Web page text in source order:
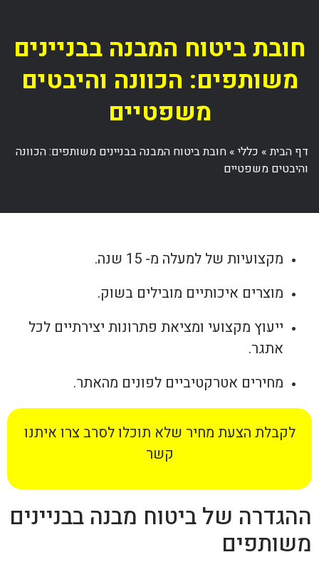
חובת ביטוח המבנה בבניינים
משותפים: הכוונה והיבטים
משפטיים
דף הבית» כללי» חובת ביטוח המבנה בבניינים משותפים: הכוונה
והיבטים משפטיים
מקצועיות של למעלה מ- 15 שנה.
מוצרים איכותיים מובילים בשוק.
ייעוץ מקצועי ומציאת פתרונות יצירתיים לכל
אתגר.
מחירים אטרקטיביים לפונים מהאתר.
לקבלת הצעת מחיר שלא תוכלו לסרב צרו איתנו
קשר
ההגדרה של ביטוח מבנה בבניינים
משותפים